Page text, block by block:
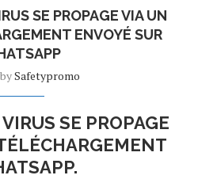
SE PROPAGE VIA UN
ENVOYÉ SUR
Safetypromo
SE PROPAGE